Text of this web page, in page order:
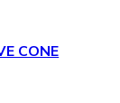
CONE